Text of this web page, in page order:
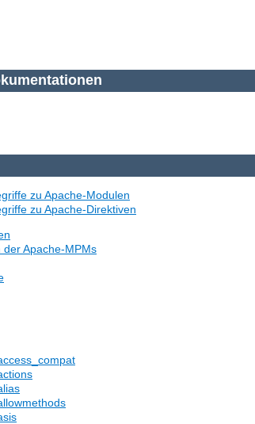
zu Apache-Modulen
zu Apache-Direktiven
Apache-MPMs